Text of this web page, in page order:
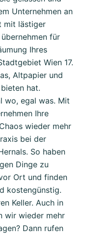
Unternehmen an
mit lästiger
für
Ihres
Wien 17.
Altpapier und
hat.
wo, egal was. Mit
Ihre
wieder mehr
bei der
So haben
Dinge zu
Ort und finden
kostengünstig.
Keller. Auch in
wir wieder mehr
Dann rufen